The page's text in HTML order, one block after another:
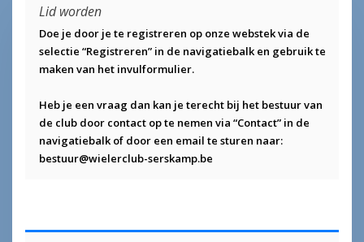
Lid worden
Doe je door je te registreren op onze webstek via de
selectie “Registreren” in de navigatiebalk en gebruik te
maken van het invulformulier.
Heb je een vraag dan kan je terecht bij het bestuur van
de club door contact op te nemen via “Contact” in de
navigatiebalk of door een email te sturen naar:
bestuur@wielerclub-serskamp.be